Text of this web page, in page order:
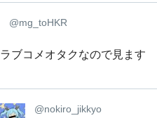
@mg_toHKR
ラブコメオタクなので見ます
@nokiro_jikkyo